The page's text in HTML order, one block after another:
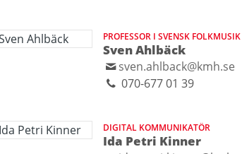
PROFESSOR I SVENSK FOLKMUSIK
Sven Ahlbäck
sven.ahlback@kmh.se
070-677 01 39
DIGITAL KOMMUNIKATÖR
Ida Petri Kinner